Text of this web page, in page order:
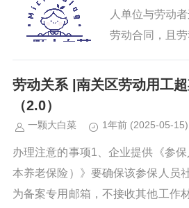
人单位与劳动
劳动合同，且
二项（医疗期满
劳动关系 |南关区劳动用工超
（2.0）
一颗大白菜 1年前 (2025-05-15)
办理注意的事项1、企业提供《参
本养老保险）》要确保该参保人员
为备案专用邮箱，不接收其他工作